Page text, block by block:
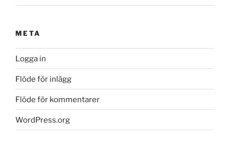
META
Logga in
Flöde för inlägg
Flöde för kommentarer
WordPress.org